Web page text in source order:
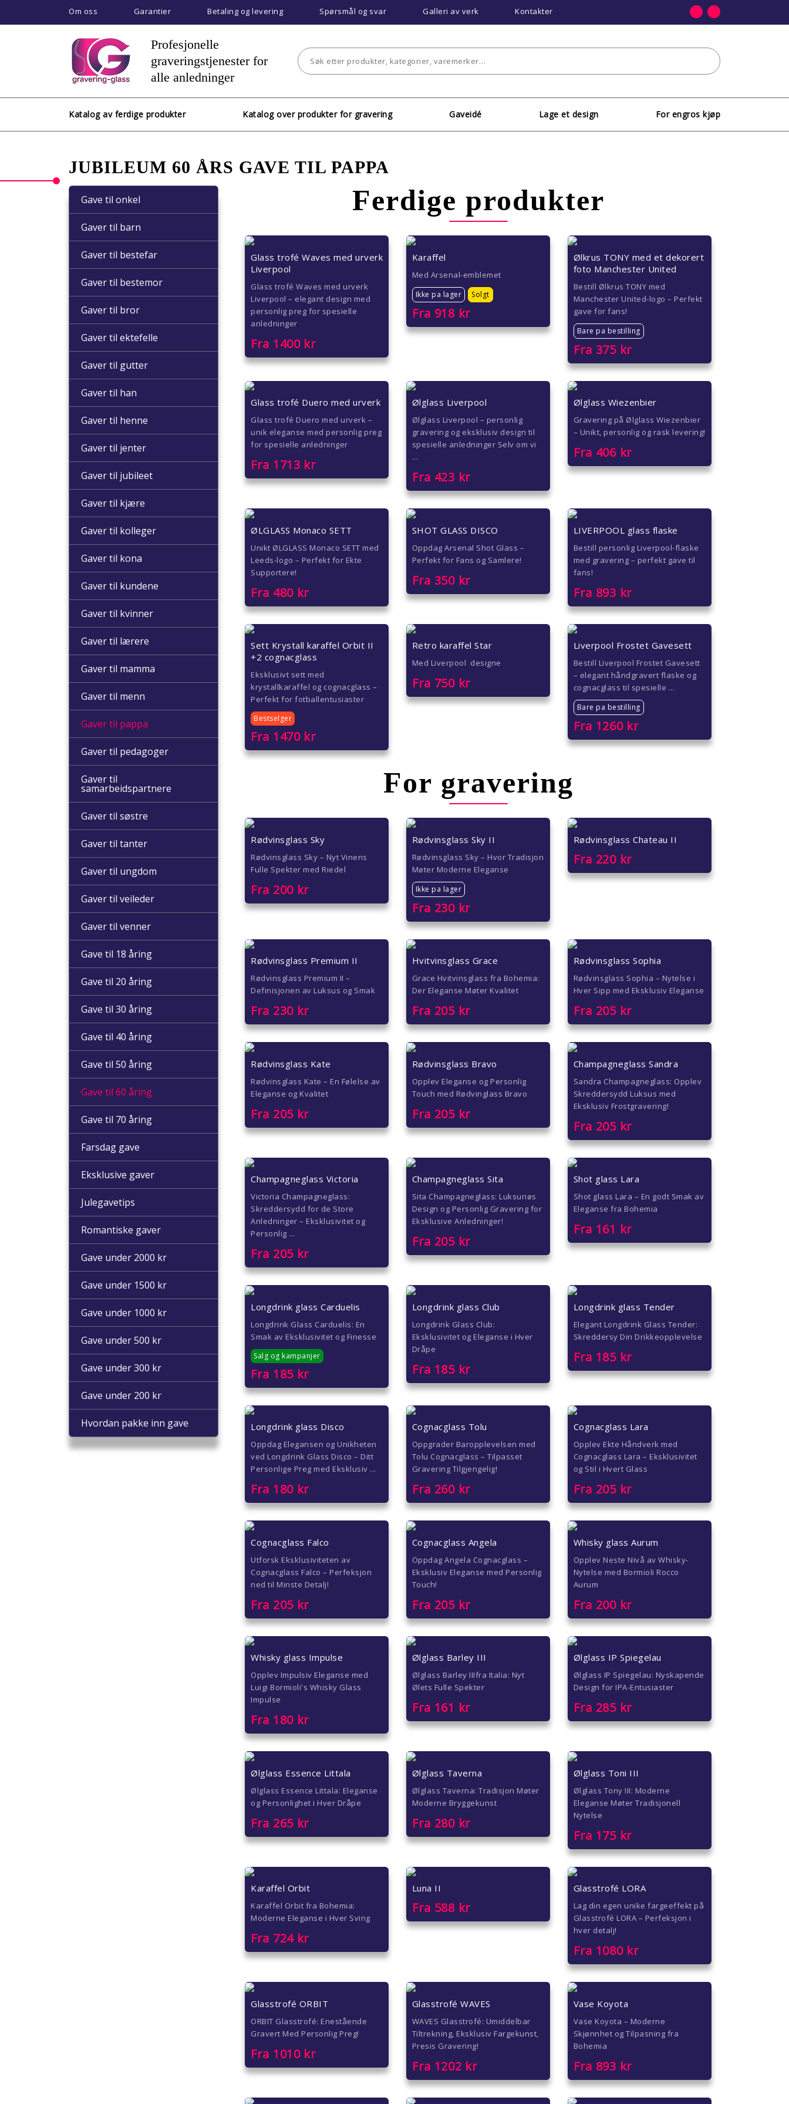
Om oss Garantier Betaling og levering Spørsmål og svar Galleri av verk Kontakter
Profesjonelle
graveringstjenester for
alle anledninger
Katalog av ferdige produkter Katalog over produkter for gravering Gaveidé Lage et design For engros kjøp
JUBILEUM 60 ÅRS GAVE TIL PAPPA
Gave til onkel
Gaver til barn
Gaver til bestefar
Gaver til bestemor
Gaver til bror
Gaver til ektefelle
Gaver til gutter
Gaver til han
Gaver til henne
Gaver til jenter
Gaver til jubileet
Gaver til kjære
Gaver til kolleger
Gaver til kona
Gaver til kundene
Gaver til kvinner
Gaver til lærere
Gaver til mamma
Gaver til menn
Gaver til pappa
Gaver til pedagoger
Gaver til
samarbeidspartnere
Gaver til søstre
Gaver til tanter
Gaver til ungdom
Gaver til veileder
Gaver til venner
Gave til 18 åring
Gave til 20 åring
Gave til 30 åring
Gave til 40 åring
Gave til 50 åring
Gave til 60 åring
Gave til 70 åring
Farsdag gave
Eksklusive gaver
Julegavetips
Romantiske gaver
Gave under 2000 kr
Gave under 1500 kr
Gave under 1000 kr
Gave under 500 kr
Gave under 300 kr
Gave under 200 kr
Hvordan pakke inn gave
Ferdige produkter
Glass trofé Waves med urverk
Liverpool
Glass trofé Waves med urverk
Liverpool – elegant design med
personlig preg for spesielle
anledninger
Fra 1400kr
Karaffel
Med Arsenal-emblemet
Ikke pa lager Solgt
Fra 918kr
Ølkrus TONY med et dekorert
foto Manchester United
Bestill Ølkrus TONY med
Manchester United-logo – Perfekt
gave for fans!
Bare pa bestilling
Fra 375kr
Glass trofé Duero med urverk
Glass trofé Duero med urverk –
unik eleganse med personlig preg
for spesielle anledninger
Fra 1713 kr
Ølglass Liverpool
Ølglass Liverpool – personlig
gravering og eksklusiv design til
spesielle anledninger Selv om vi
...
Fra 423 kr
Ølglass Wiezenbier
Gravering på Ølglass Wiezenbier
– Unikt, personlig og rask levering!
Fra 406kr
ØLGLASS Monaco SETT
Unikt ØLGLASS Monaco SETT med
Leeds-logo – Perfekt for Ekte
Supportere!
Fra 480kr
SHOT GLASS DISCO
Oppdag Arsenal Shot Glass –
Perfekt for Fans og Samlere!
Fra 350kr
LIVERPOOL glass flaske
Bestill personlig Liverpool-flaske
med gravering – perfekt gave til
fans!
Fra 893 kr
Sett Krystall karaffel Orbit II
+2 cognacglass
Eksklusivt sett med
krystallkaraffel og cognacglass –
Perfekt for fotballentusiaster
Bestselger
Fra 1470kr
Retro karaffel Star
Med Liverpool designe
Fra 750kr
Liverpool Frostet Gavesett
Bestill Liverpool Frostet Gavesett
– elegant håndgravert flaske og
cognacglass til spesielle ...
Bare pa bestilling
Fra 1260kr
For gravering
Rødvinsglass Sky
Rødvinsglass Sky – Nyt Vinens
Fulle Spekter med Riedel
Fra 200kr
Rødvinsglass Sky II
Rødvinsglass Sky – Hvor Tradisjon
Møter Moderne Eleganse
Ikke pa lager
Fra 230kr
Rødvinsglass Chateau II
Fra 220kr
Rødvinsglass Premium II
Rødvinsglass Premium II –
Definisjonen av Luksus og Smak
Fra 230kr
Hvitvinsglass Grace
Grace Hvitvinsglass fra Bohemia:
Der Eleganse Møter Kvalitet
Fra 205kr
Rødvinsglass Sophia
Rødvinsglass Sophia – Nytelse i
Hver Sipp med Eksklusiv Eleganse
Fra 205kr
Rødvinsglass Kate
Rødvinsglass Kate – En Følelse av
Eleganse og Kvalitet
Fra 205kr
Rødvinsglass Bravo
Opplev Eleganse og Personlig
Touch med Rødvinglass Bravo
Fra 205kr
Champagneglass Sandra
Sandra Champagneglass: Opplev
Skreddersydd Luksus med
Eksklusiv Frostgravering!
Fra 205kr
Champagneglass Victoria
Victoria Champagneglass:
Skreddersydd for de Store
Anledninger – Eksklusivitet og
Personlig ...
Fra 205kr
Champagneglass Sita
Sita Champagneglass: Luksuriøs
Design og Personlig Gravering for
Eksklusive Anledninger!
Fra 205kr
Shot glass Lara
Shot glass Lara – En godt Smak av
Eleganse fra Bohemia
Fra 161 kr
Longdrink glass Carduelis
Longdrink Glass Carduelis: En
Smak av Eksklusivitet og Finesse
Salg og kampanjer
Fra 185kr
Longdrink glass Club
Longdrink Glass Club:
Eksklusivitet og Eleganse i Hver
Dråpe
Fra 185kr
Longdrink glass Tender
Elegant Longdrink Glass Tender:
Skreddersy Din Drikkeopplevelse
Fra 185kr
Longdrink glass Disco
Oppdag Elegansen og Unikheten
ved Longdrink Glass Disco – Ditt
Personlige Preg med Eksklusiv ...
Fra 180kr
Cognacglass Tolu
Oppgrader Baropplevelsen med
Tolu Cognacglass – Tilpasset
Gravering Tilgjengelig!
Fra 260kr
Cognacglass Lara
Opplev Ekte Håndverk med
Cognacglass Lara – Eksklusivitet
og Stil i Hvert Glass
Fra 205kr
Cognacglass Falco
Utforsk Eksklusiviteten av
Cognacglass Falco – Perfeksjon
ned til Minste Detalj!
Fra 205kr
Cognacglass Angela
Oppdag Angela Cognacglass –
Eksklusiv Eleganse med Personlig
Touch!
Fra 205kr
Whisky glass Aurum
Opplev Neste Nivå av Whisky-
Nytelse med Bormioli Rocco
Aurum
Fra 200kr
Whisky glass Impulse
Opplev Impulsiv Eleganse med
Luigi Bormioli's Whisky Glass
Impulse
Fra 180kr
Ølglass Barley III
Ølglass Barley IIIfra Italia: Nyt
Ølets Fulle Spekter
Fra 161 kr
Ølglass IP Spiegelau
Ølglass IP Spiegelau: Nyskapende
Design for IPA-Entusiaster
Fra 285kr
Ølglass Essence Littala
Ølglass Essence Littala: Eleganse
og Personlighet i Hver Dråpe
Fra 265kr
Ølglass Taverna
Ølglass Taverna: Tradisjon Møter
Moderne Bryggekunst
Fra 280kr
Ølglass Toni III
Ølglass Tony III: Moderne
Eleganse Møter Tradisjonell
Nytelse
Fra 175kr
Karaffel Orbit
Karaffel Orbit fra Bohemia:
Moderne Eleganse i Hver Sving
Fra 724kr
Luna II
Fra 588kr
Glasstrofé LORA
Lag din egen unike fargeeffekt på
Glasstrofé LORA – Perfeksjon i
hver detalj!
Fra 1080kr
Glasstrofé ORBIT
ORBIT Glasstrofé: Enestående
Gravert Med Personlig Preg!
Fra 1010kr
Glasstrofé WAVES
WAVES Glasstrofé: Umiddelbar
Tiltrekning, Eksklusiv Fargekunst,
Presis Gravering!
Fra 1202 kr
Vase Koyota
Vase Koyota – Moderne
Skjønnhet og Tilpasning fra
Bohemia
Fra 893 kr